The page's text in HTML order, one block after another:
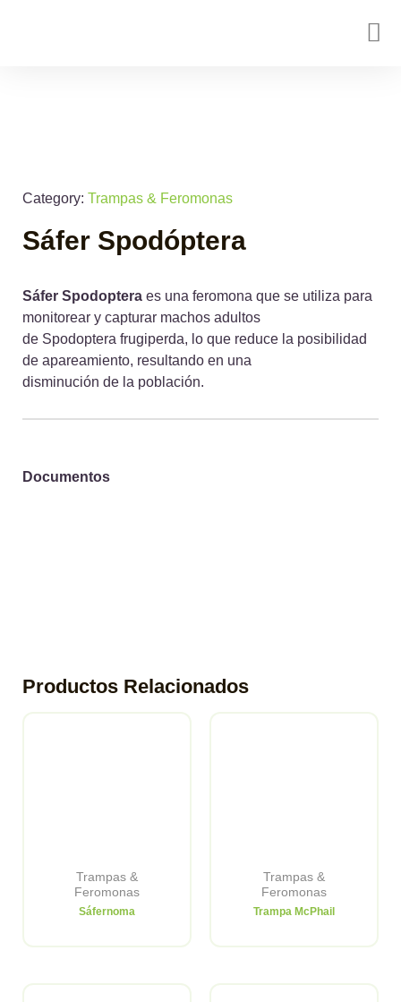
Category: Trampas & Feromonas
Sáfer Spodóptera
Sáfer Spodoptera es una feromona que se utiliza para
monitorear y capturar machos adultos
de Spodoptera frugiperda, lo que reduce la posibilidad
de apareamiento, resultando en una
disminución de la población.
Documentos
Productos Relacionados
Trampas &
Feromonas
Sáfernoma
Trampas &
Feromonas
Trampa McPhail